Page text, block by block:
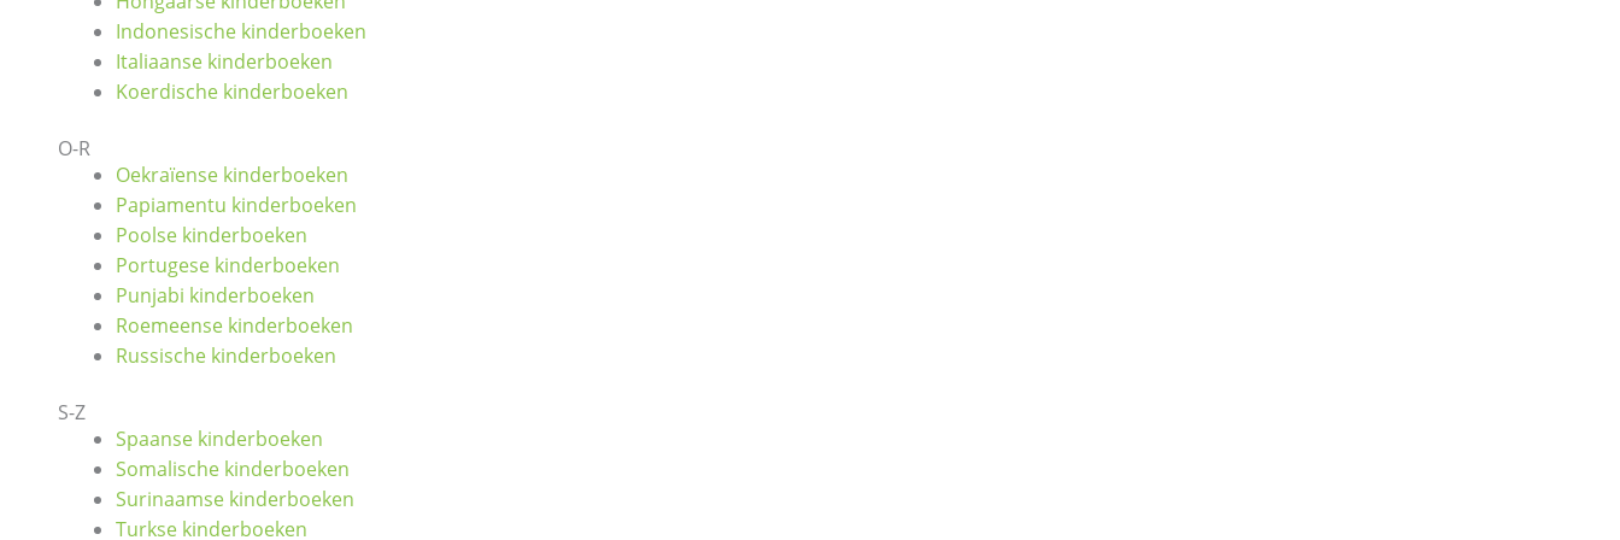
Indonesische kinderboeken
Italiaanse kinderboeken
Koerdische kinderboeken
O-R
Oekraïense kinderboeken
Papiamentu kinderboeken
Poolse kinderboeken
Portugese kinderboeken
Punjabi kinderboeken
Roemeense kinderboeken
Russische kinderboeken
S-Z
Spaanse kinderboeken
Somalische kinderboeken
Surinaamse kinderboeken
Turkse kinderboeken